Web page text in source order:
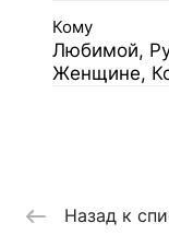
Кому
Любимой,
Женщине,
Назад к